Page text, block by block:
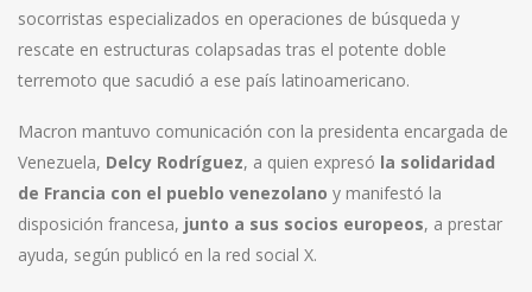
socorristas especializados en operaciones de búsqueda y
rescate en estructuras colapsadas tras el potente doble
terremoto que sacudió a ese país latinoamericano.
Macron mantuvo comunicación con la presidenta encargada de
Venezuela, Delcy Rodríguez, a quien expresó la solidaridad
de Francia con el pueblo venezolano y manifestó la
disposición francesa, junto a sus socios europeos, a prestar
ayuda, según publicó en la red social X.